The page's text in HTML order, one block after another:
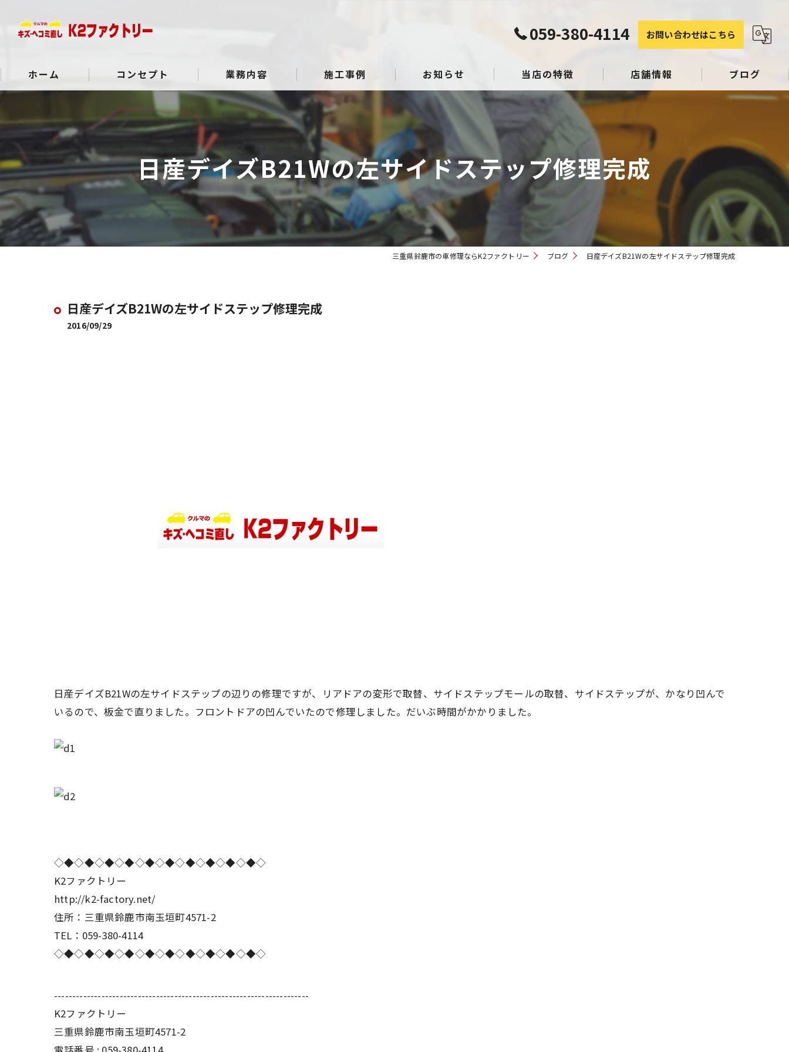
059-380-4114 お問い合わせはこちら
ホーム コンセプト 業務内容
よくある質問
施工事例 お知らせ 当店の特徴
整備
ガラスリペア
店舗情報 ブログ
日産デイズB21Wの左サイドステップ修理完成
三重県鈴鹿市の車修理ならK2ファクトリー ブログ 日産デイズB21Wの左サイドステップ修理完成
日産デイズB21Wの左サイドステップ修理完成
2016/09/29
日産デイズB21Wの左サイドステップの辺りの修理ですが、リアドアの変形で取替、サイドステップモールの取替、サイドステップが、かなり凹んで
いるので、板金で直りました。フロントドアの凹んでいたので修理しました。だいぶ時間がかかりました。
◇◆◇◆◇◆◇◆◇◆◇◆◇◆◇◆◇◆◇◆◇
K2ファクトリー
http://k2-factory.net/
住所：三重県鈴鹿市南玉垣町4571-2
TEL：059-380-4114
◇◆◇◆◇◆◇◆◇◆◇◆◇◆◇◆◇◆◇◆◇
----------------------------------------------------------------------
K2ファクトリー
三重県鈴鹿市南玉垣町4571-2